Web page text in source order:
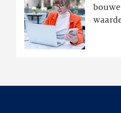
volgt
later